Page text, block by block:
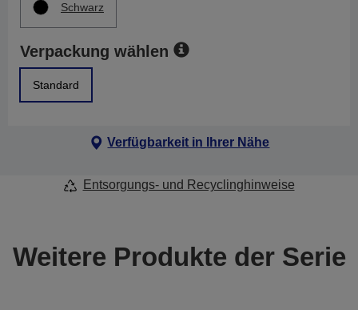
Schwarz
Verpackung wählen
Standard
Verfügbarkeit in Ihrer Nähe
Entsorgungs- und Recyclinghinweise
Weitere Produkte der Serie